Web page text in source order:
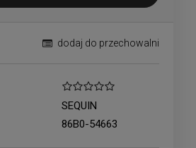
dodaj do przechowalni
SEQUIN
86B0-54663